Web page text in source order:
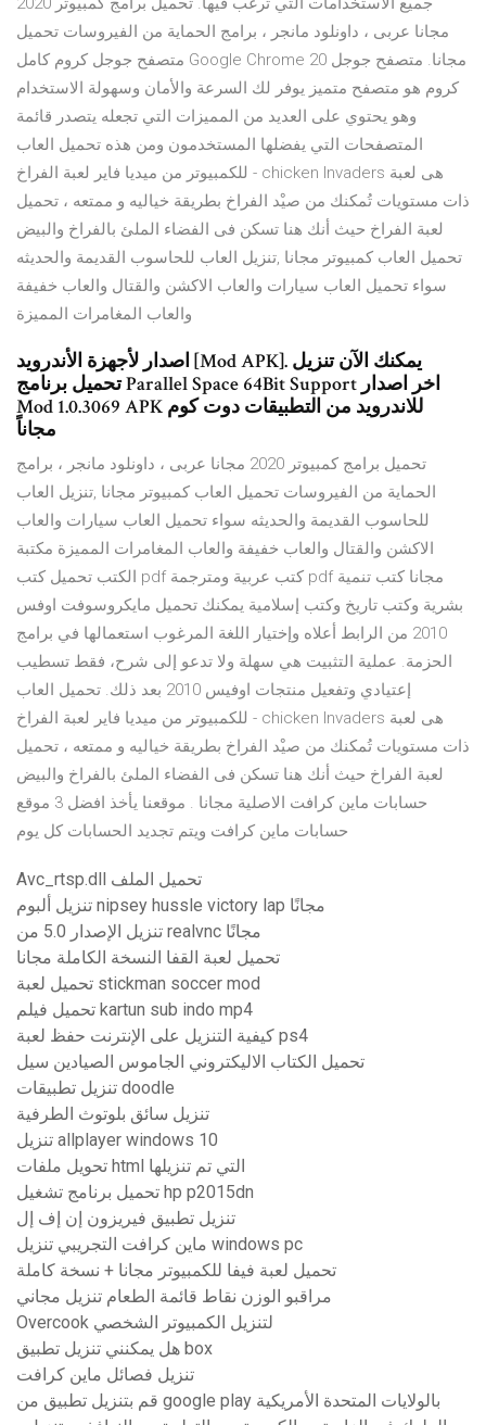
مجانا عربى ، داونلود مانجر ، برامج الحماية من الفيروسات تحميل
متصفح جوجل كروم كامل Google Chrome 20 مجانا. متصفح جوجل
كروم هو متصفح متميز يوفر لك السرعة والأمان وسهولة الاستخدام
وهو يحتوي على العديد من المميزات التي تجعله يتصدر قائمة
المتصفحات التي يفضلها المستخدمون ومن هذه تحميل العاب
للكمبيوتر من ميديا فاير لعبة الفراخ - chicken Invaders هى لعبة
ذات مستويات تُمكنك من صيْد الفراخ بطريقة خياليه و ممتعه ، تحميل
لعبة الفراخ حيث أنك هنا تسكن فى الفضاء الملئ بالفراخ والبيض
تحميل العاب كمبيوتر مجانا ,تنزيل العاب للحاسوب القديمة والحديثه
سواء تحميل العاب سيارات والعاب الاكشن والقتال والعاب خفيفة
والعاب المغامرات المميزة
اصدار لأجهزة الأندرويد [Mod APK]. يمكنك الآن تنزيل
تحميل برنامج Parallel Space 64Bit Support اخر اصدار
Mod 1.0.3069 APK للاندرويد من التطبيقات دوت كوم
تحميل برامج كمبيوتر 2020 مجانا عربى ، داونلود مانجر ، برامج
الحماية من الفيروسات تحميل العاب كمبيوتر مجانا ,تنزيل العاب
للحاسوب القديمة والحديثه سواء تحميل العاب سيارات والعاب
الاكشن والقتال والعاب خفيفة والعاب المغامرات المميزة مكتبة
الكتب تحميل كتب pdf كتب عربية ومترجمة pdf مجانا كتب تنمية
بشرية وكتب تاريخ وكتب إسلامية يمكنك تحميل مايكروسوفت اوفس
2010 من الرابط أعلاه وإختيار اللغة المرغوب استعمالها في برامج
الحزمة. عملية التثبيت هي سهلة ولا تدعو إلى شرح، فقط تسطيب
إعتيادي وتفعيل منتجات اوفيس 2010 بعد ذلك. تحميل العاب
للكمبيوتر من ميديا فاير لعبة الفراخ - chicken Invaders هى لعبة
ذات مستويات تُمكنك من صيْد الفراخ بطريقة خياليه و ممتعه ، تحميل
لعبة الفراخ حيث أنك هنا تسكن فى الفضاء الملئ بالفراخ والبيض
حسابات ماين كرافت الاصلية مجانا . موقعنا يأخذ افضل 3 موقع
حسابات ماين كرافت ويتم تجديد الحسابات كل يوم
Avc_rtsp.dll تحميل الملف
تنزيل ألبوم nipsey hussle victory lap مجانًا
تنزيل الإصدار 5.0 من realvnc مجانًا
تحميل لعبة القفا النسخة الكاملة مجانا
تحميل لعبة stickman soccer mod
تحميل فيلم kartun sub indo mp4
كيفية التنزيل على الإنترنت حفظ لعبة ps4
تحميل الكتاب الاليكتروني الجاموس الصيادين سيل
تنزيل تطبيقات doodle
تنزيل سائق بلوتوث الطرفية
تنزيل allplayer windows 10
تحويل ملفات html التي تم تنزيلها
تحميل برنامج تشغيل hp p2015dn
تنزيل تطبيق فيريزون إن إف إل
ماين كرافت التجريبي تنزيل windows pc
تحميل لعبة فيفا للكمبيوتر مجانا + نسخة كاملة
مراقبو الوزن نقاط قائمة الطعام تنزيل مجاني
Overcook لتنزيل الكمبيوتر الشخصي
هل يمكنني تنزيل تطبيق box
تنزيل فصائل ماين كرافت
قم بتنزيل تطبيق من google play بالولايات المتحدة الأمريكية